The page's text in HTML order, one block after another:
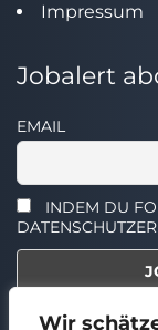
Wir
Impressum
Jobalert
EMAIL
INDEM DU